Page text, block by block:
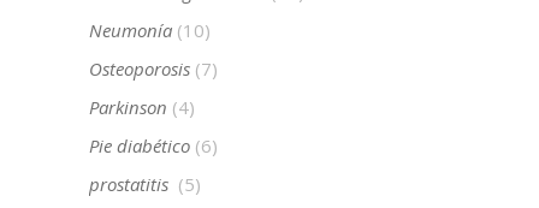
Neumonía (10)
Osteoporosis (7)
Parkinson (4)
Pie diabético (6)
prostatitis (5)